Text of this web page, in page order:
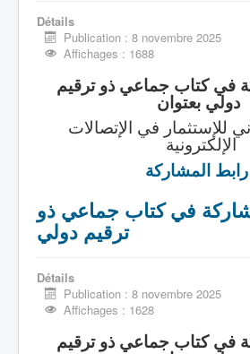
Détails
Publication : 8 novembre 2025
Affichages : 1688
في كتاب جماعي ذو ترقيم
للإستثمار في الإتصالات
الإلكترونية
رابط المشاركة
في كتاب جماعي ذو
ترقيم دولي
Détails
Publication : 8 novembre 2025
Affichages : 1628
في كتاب جماعي ذو ترقيم